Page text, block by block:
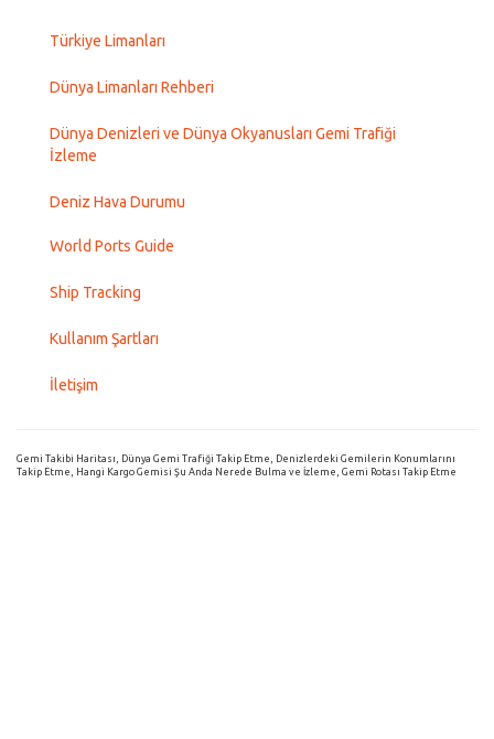
Türkiye Limanları
Dünya Limanları Rehberi
Dünya Denizleri ve Dünya Okyanusları Gemi Trafiği
İzleme
Deniz Hava Durumu
World Ports Guide
Ship Tracking
Kullanım Şartları
İletişim
Gemi Takibi Haritası, Dünya Gemi Trafiği Takip Etme, Denizlerdeki Gemilerin Konumlarını
Takip Etme, Hangi Kargo Gemisi Şu Anda Nerede Bulma ve İzleme, Gemi Rotası Takip Etme